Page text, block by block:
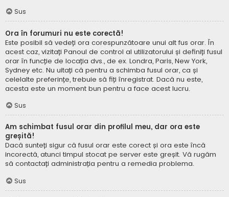
Sus
Ora în forumuri nu este corectă!
Este posibil să vedeți ora corespunzătoare unui alt fus orar. În
acest caz, vizitați Panoul de control al utilizatorului și definiți fusul
orar în funcție de locația dvs., de ex. Londra, Paris, New York,
Sydney etc. Nu uitați că pentru a schimba fusul orar, ca și
celelalte preferințe, trebuie să fiți înregistrat. Dacă nu este,
acesta este un moment bun pentru a face acest lucru.
Sus
Am schimbat fusul orar din profilul meu, dar ora este
greșită!
Dacă sunteți sigur că fusul orar este corect și ora este încă
incorectă, atunci timpul stocat pe server este greșit. Vă rugăm
să contactați administrația pentru a remedia problema.
Sus